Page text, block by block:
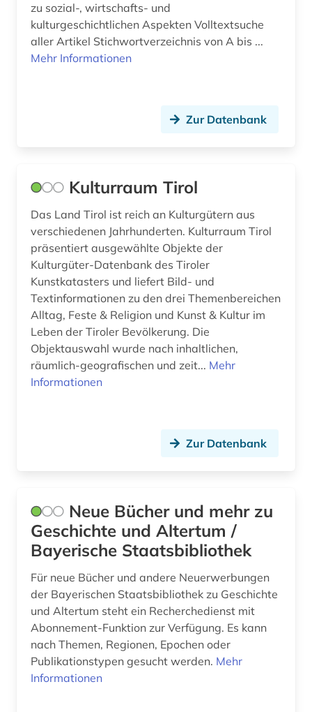
brief (3)
briefe (1)
buch (3)
buchdruck (2)
buchdrucker (2)
buchhandel (3)
buchhändler (1)
buchkunst (1)
buchwesen (4)
bundesarchiv (koblenz) (1)
bundesregierung (1)
bundestag (3)
bunker (1)
burgen (1)
byzantinisches reich (1)
byzantinistik (2)
zu sozial-, wirtschafts- und
kulturgeschichtlichen Aspekten Volltextsuche
aller Artikel Stichwortverzeichnis von A bis ...
Mehr Informationen
Zur Datenbank
Kulturraum Tirol
Das Land Tirol ist reich an Kulturgütern aus
verschiedenen Jahrhunderten. Kulturraum Tirol
präsentiert ausgewählte Objekte der
Kulturgüter-Datenbank des Tiroler
Kunstkatasters und liefert Bild- und
Textinformationen zu den drei Themenbereichen
Alltag, Feste & Religion und Kunst & Kultur im
Leben der Tiroler Bevölkerung. Die
Objektauswahl wurde nach inhaltlichen,
räumlich-geografischen und zeit... Mehr
Informationen
Zur Datenbank
Neue Bücher und mehr zu
Geschichte und Altertum /
Bayerische Staatsbibliothek
Für neue Bücher und andere Neuerwerbungen
der Bayerischen Staatsbibliothek zu Geschichte
und Altertum steht ein Recherchedienst mit
Abonnement-Funktion zur Verfügung. Es kann
nach Themen, Regionen, Epochen oder
Publikationstypen gesucht werden. Mehr
Informationen